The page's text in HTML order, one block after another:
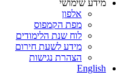
מידע שימושי
אלפון
מפת הקמפוס
לוח שנת הלימודים
מידע לשעת חירום
הצהרת נגישות
English